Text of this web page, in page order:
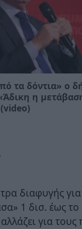
τα δόντια» ο
η
διαφυγής
1 δισ. έως το
για τους